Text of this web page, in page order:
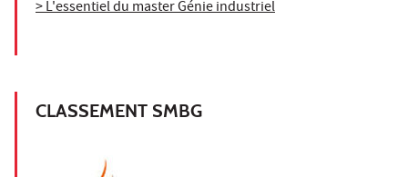
> L'essentiel du master Génie industriel
CLASSEMENT SMBG